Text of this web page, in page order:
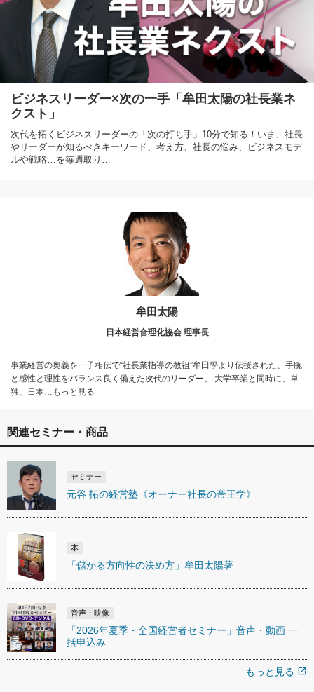
ビジネスリーダー×次の一手「牟田太陽の社長業ネ
クスト」
次代を拓くビジネスリーダーの「次の打ち手」10分で知る！いま、社長
やリーダーが知るべきキーワード、考え方、社長の悩み、ビジネスモデ
ルや戦略…を毎週取り…
牟田太陽
日本経営合理化協会 理事長
事業経営の奥義を一子相伝で“社長業指導の教祖”牟田學より伝授された、手腕
と感性と理性をバランス良く備えた次代のリーダー。 大学卒業と同時に、単
独、日本…もっと見る
関連セミナー・商品
セミナー
元谷 拓の経営塾《オーナー社長の帝王学》
本
「儲かる方向性の決め方」牟田太陽著
音声・映像
「2026年夏季・全国経営者セミナー」音声・動画 一
括申込み
もっと見る open_in_new